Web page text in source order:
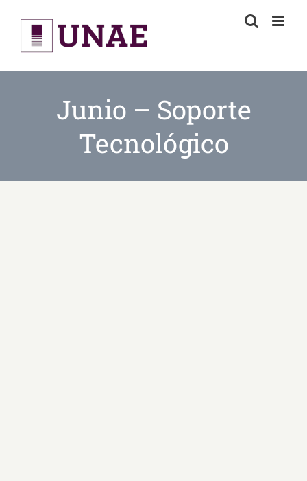
content
Junio – Soporte
Tecnológico